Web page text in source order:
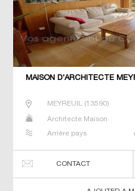
MAISON D'ARCHITECTE
MEYREUIL (13590)
Architecte Maison
Arrière pays
CONTACT